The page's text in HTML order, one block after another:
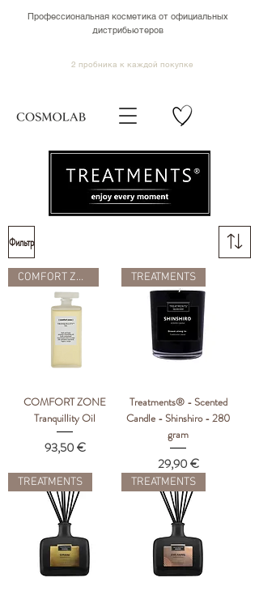
Профессиональная косметика от официальных
дистрибьютеров
2 пробника к каждой покупке
Фильтр
COMFORT ZONE
COMFORT ZONE
Tranquillity Oil
Цена
93,50 €
TREATMENTS
Treatments® - Scented
Candle - Shinshiro - 280
gram
Цена
29,90 €
TREATMENTS TREATMENTS